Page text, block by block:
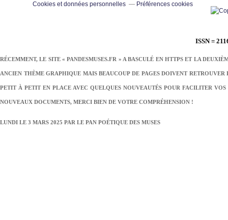
ISSN =
RÉCEMMENT, LE SITE « PANDESMUSES.FR » A BASCULÉ EN HTTPS ET LA
ANCIEN THÈME GRAPHIQUE MAIS BEAUCOUP DE PAGES DOIVENT
PETIT À PETIT EN PLACE AVEC QUELQUES NOUVEAUTÉS POUR FACILITER
NOUVEAUX DOCUMENTS, MERCI BIEN DE VOTRE COMPRÉHENSION !
LUNDI LE 3 MARS 2025 PAR LE PAN POÉTIQUE DES MUSES
Cookies et données personnelles
Préférences cookies